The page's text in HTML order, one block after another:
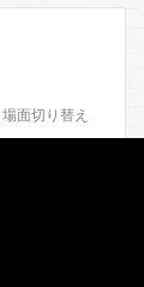
場面切り替え